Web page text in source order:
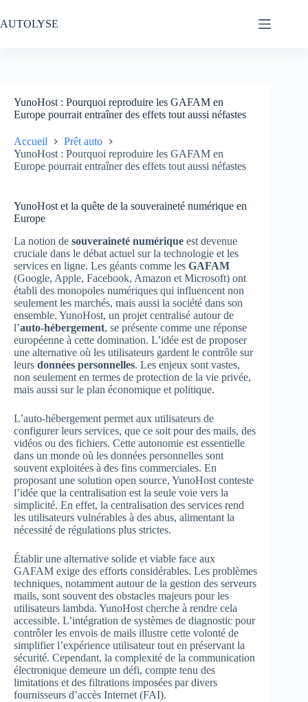
au
contenu
AUTOLYSE
YunoHost : Pourquoi reproduire les GAFAM en
Europe pourrait entraîner des effets tout aussi néfastes
Accueil
Prêt auto
YunoHost : Pourquoi reproduire les GAFAM en
Europe pourrait entraîner des effets tout aussi néfastes
YunoHost et la quête de la souveraineté numérique en
Europe
La notion de souveraineté numérique est devenue
cruciale dans le débat actuel sur la technologie et les
services en ligne. Les géants comme les GAFAM
(Google, Apple, Facebook, Amazon et Microsoft) ont
établi des monopoles numériques qui influencent non
seulement les marchés, mais aussi la société dans son
ensemble. YunoHost, un projet centralisé autour de
l’auto-hébergement, se présente comme une réponse
européenne à cette domination. L’idée est de proposer
une alternative où les utilisateurs gardent le contrôle sur
leurs données personnelles. Les enjeux sont vastes,
non seulement en termes de protection de la vie privée,
mais aussi sur le plan économique et politique.
L’auto-hébergement permet aux utilisateurs de
configurer leurs services, que ce soit pour des mails, des
vidéos ou des fichiers. Cette autonomie est essentielle
dans un monde où les données personnelles sont
souvent exploitées à des fins commerciales. En
proposant une solution open source, YunoHost conteste
l’idée que la centralisation est la seule voie vers la
simplicité. En effet, la centralisation des services rend
les utilisateurs vulnérables à des abus, alimentant la
nécessité de régulations plus strictes.
Établir une alternative solide et viable face aux
GAFAM exige des efforts considérables. Les problèmes
techniques, notamment autour de la gestion des serveurs
mails, sont souvent des obstacles majeurs pour les
utilisateurs lambda. YunoHost cherche à rendre cela
accessible. L’intégration de systèmes de diagnostic pour
contrôler les envois de mails illustre cette volonté de
simplifier l’expérience utilisateur tout en préservant la
sécurité. Cependant, la complexité de la communication
électronique demeure un défi, compte tenu des
limitations et des filtrations imposées par divers
fournisseurs d’accès Internet (FAI).